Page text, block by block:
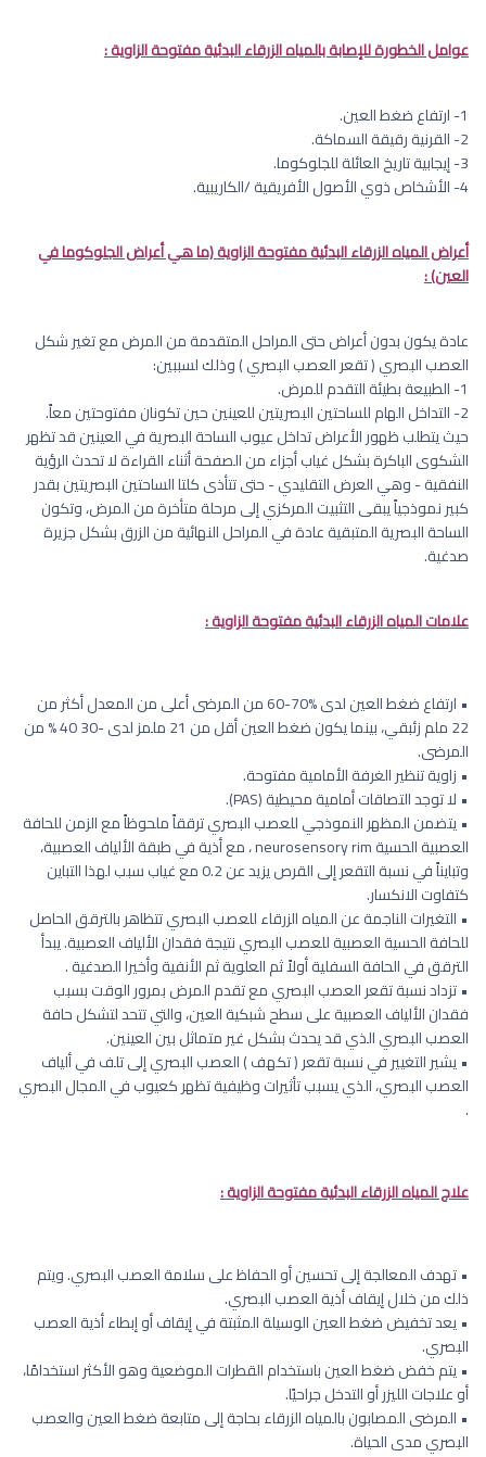
عوامل الخطورة للإصابة بالمياه الزرقاء البدئية مفتوحة الزاوية :
1- ارتفاع ضغط العين.
2- القرنية رقيقة السماكة.
3- إيجابية تاريخ العائلة للجلوكوما.
4- الأشخاص ذوي الأصول الأفريقية /الكاريبية.
أعراض المياه الزرقاء البدئية مفتوحة الزاوية (ما هي أعراض الجلوكوما في
العين) :
عادة يكون بدون أعراض حتى المراحل المتقدمة من المرض مع تغير شكل
العصب البصري ( تقعر العصب البصري ) وذلك لسببين:
1- الطبيعة بطيئة التقدم للمرض.
2- التداخل الهام للساحتين البصريتين للعينين حين تكونان مفتوحتين معاً.
حيث يتطلب ظهور الأعراض تداخل عيوب الساحة البصرية في العينين قد تظهر
الشكوى الباكرة بشكل غياب أجزاء من الصفحة أثناء القراءة لا تحدث الرؤية
النفقية - وهي العرض التقليدي - حتى تتأذى كلتا الساحتين البصريتين بقدر
كبير نموذجياً يبقى التثبيت المركزي إلى مرحلة متأخرة من المرض، وتكون
الساحة البصرية المتبقية عادة في المراحل النهائية من الزرق بشكل جزيرة
صدغية.
علامات المياه الزرقاء البدئية مفتوحة الزاوية :
• ارتفاع ضغط العين لدى %70-60 من المرضى أعلى من المعدل أكثر من
22 ملم زئبقي، بينما يكون ضغط العين أقل من 21 ملمز لدى -30 40 % من
المرضى.
• زاوية تنظير الغرفة الأمامية مفتوحة.
• لا توجد التصاقات أمامية محيطية (PAS).
• يتضمن المظهر النموذجي للعصب البصري ترققاً ملحوظاً مع الزمن للحافة
العصبية الحسية neurosensory rim ، مع أذية في طبقة الألياف العصبية،
وتبايناً في نسبة التقعر إلى القرص يزيد عن 0.2 مع غياب سبب لهذا التباين
كتفاوت الانكسار.
• التغيرات الناجمة عن المياه الزرقاء للعصب البصري تتظاهر بالترقق الحاصل
للحافة الحسية العصبية للعصب البصري نتيجة فقدان الألياف العصبية. يبدأ
الترقق في الحافة السفلية أولاً ثم العلوية ثم الأنفية وأخيرا الصدغية .
• تزداد نسبة تقعر العصب البصري مع تقدم المرض بمرور الوقت بسبب
فقدان الألياف العصبية على سطح شبكية العين، والتي تتحد لتشكل حافة
العصب البصري الذي قد يحدث بشكل غير متماثل بين العينين.
• يشير التغيير في نسبة تقعر ( تكهف ) العصب البصري إلى تلف في ألياف
العصب البصري، الذي يسبب تأثيرات وظيفية تظهر كعيوب في المجال البصري
.
علاج المياه الزرقاء البدئية مفتوحة الزاوية :
• تهدف المعالجة إلى تحسين أو الحفاظ على سلامة العصب البصري. ويتم
ذلك من خلال إيقاف أذية العصب البصري.
• يعد تخفيض ضغط العين الوسيلة المثبتة في إيقاف أو إبطاء أذية العصب
البصري.
• يتم خفض ضغط العين باستخدام القطرات الموضعية وهو الأكثر استخدامًا،
أو علاجات الليزر أو التدخل جراحيًا.
• المرضى المصابون بالمياه الزرقاء بحاجة إلى متابعة ضغط العين والعصب
البصري مدى الحياة.